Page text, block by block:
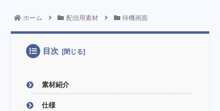
ホーム 配信用素材 待機画面
目次
素材紹介
仕様